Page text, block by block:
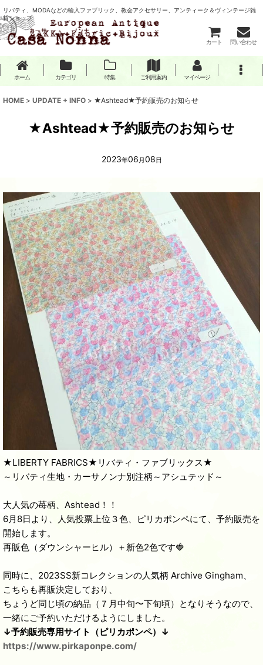
リバティ、MODAなどの輸入ファブリック、教会アクセサリー、アンティーク＆ヴィンテージ雑
貨ショップ
カート 問い合わせ
ホーム カテゴリ 特集 ご利用案内 マイページ
HOME > UPDATE + INFO > ★Ashtead★予約販売のお知らせ
★Ashtead★予約販売のお知らせ
2023年06 月08日
★LIBERTY FABRICS★リバティ・ファブリックス★
～リバティ生地・カーサノンナ別注柄～アシュテッド～
大人気の苺柄、Ashtead！！
6月8日より、人気投票上位３色、ピリカポンペにて、予約販売を
開始します。
再販色（ダウンシャーヒル）＋新色2色です🍓
同時に、2023SS新コレクションの人気柄 Archive Gingham、
こちらも再販決定しており、
ちょうど同じ頃の納品（７月中旬〜下旬頃）となりそうなので、
一緒にご予約いただけるようにしました。
↓予約販売専用サイト（ピリカポンペ）↓
https://www.pirkaponpe.com/